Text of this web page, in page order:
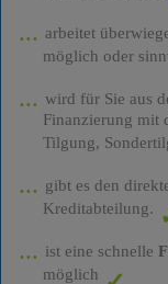
arbeitet
möglich oder
wird für Sie aus
Finanzierung mit
Tilgung,
gibt es den
Kreditabteilung.
ist eine schnelle
möglich